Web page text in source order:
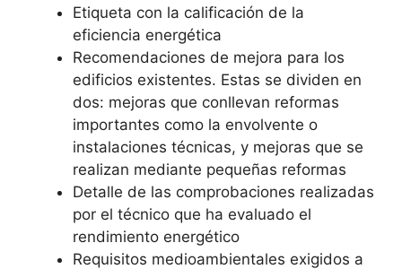
Etiqueta con la calificación de la
eficiencia energética
Recomendaciones de mejora para los
edificios existentes. Estas se dividen en
dos: mejoras que conllevan reformas
importantes como la envolvente o
instalaciones técnicas, y mejoras que se
realizan mediante pequeñas reformas
Detalle de las comprobaciones realizadas
por el técnico que ha evaluado el
rendimiento energético
Requisitos medioambientales exigidos a